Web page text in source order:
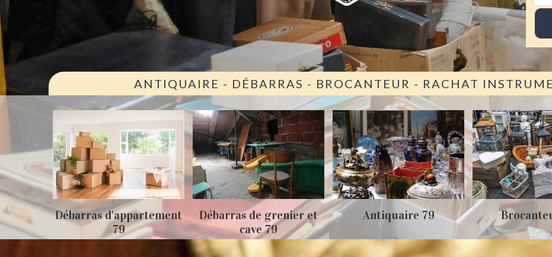
ANTIQUAIRE - DÉBARRAS - BROCANTEUR - RACHAT
79
Débarras d'appartement
79
Débarras de grenier et
cave 79
Antiquaire 79